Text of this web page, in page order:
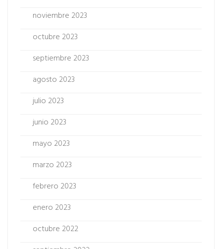
noviembre 2023
octubre 2023
septiembre 2023
agosto 2023
julio 2023
junio 2023
mayo 2023
marzo 2023
febrero 2023
enero 2023
octubre 2022